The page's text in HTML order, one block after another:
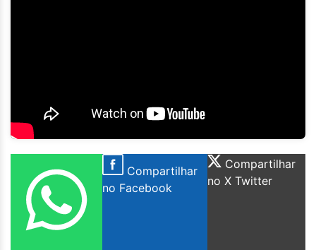
Compartilhar
no Facebook
Compartilhar
no X Twitter